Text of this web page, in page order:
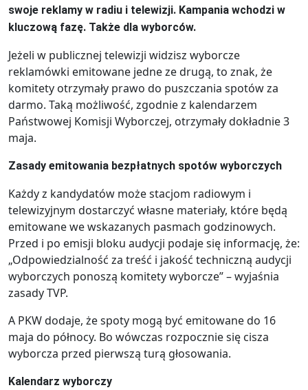
swoje reklamy w radiu i telewizji. Kampania wchodzi w
kluczową fazę. Także dla wyborców.
Jeżeli w publicznej telewizji widzisz wyborcze
reklamówki emitowane jedne ze drugą, to znak, że
komitety otrzymały prawo do puszczania spotów za
darmo. Taką możliwość, zgodnie z kalendarzem
Państwowej Komisji Wyborczej, otrzymały dokładnie 3
maja.
Zasady emitowania bezpłatnych spotów wyborczych
Każdy z kandydatów może stacjom radiowym i
telewizyjnym dostarczyć własne materiały, które będą
emitowane we wskazanych pasmach godzinowych.
Przed i po emisji bloku audycji podaje się informację, że:
„Odpowiedzialność za treść i jakość techniczną audycji
wyborczych ponoszą komitety wyborcze” – wyjaśnia
zasady TVP.
A PKW dodaje, że spoty mogą być emitowane do 16
maja do północy. Bo wówczas rozpocznie się cisza
wyborcza przed pierwszą turą głosowania.
Kalendarz wyborczy